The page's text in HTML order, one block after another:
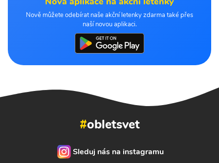
Nově můžete odebírat naše akční letenky zdarma také přes
naší novou aplikaci.
#obletsvet
Sleduj nás na instagramu